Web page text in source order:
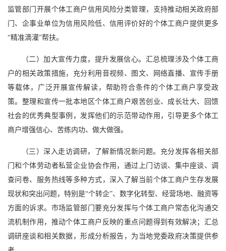
监管部门开展个体工商户信用风险分类管理，支持推动相关政府部
门、企事业单位为信用风险低、信用评价好的个体工商户提供更多
“精准滴灌”帮扶。
（二）加大宣传力度，提升发展信心。汇总梳理涉及个体工商
户的相关政策措施，充分利用音视频、图文、网络直播、宣传手册
等载体，广泛开展宣传解读，帮助符合条件的个体工商户享受政
策。整理和宣传一批本地区个体工商户艰苦创业、成长壮大、回馈
社会的优秀典型事例，发挥他们的示范带动作用，引导更多个体工
商户增强信心、苦练内功、做大做强。
（三）深入走访调研，了解新情况新问题。充分发挥各相关部
门和个体劳动者私营企业协会作用，通过上门访谈、集中座谈、调
查问卷、服务热线等多种方式，深入了解当前个体工商户生存发展
现状和突出问题，特别是“个转企”、数字化转型、经营场地、融资等
方面的诉求。市场监管部门要充分发挥与个体工商户常态化沟通交
流机制作用，推动个体工商户反映的重点问题得到有效解决；汇总
调研座谈和相关数据，形成分析报告，为当地党委政府决策提供参